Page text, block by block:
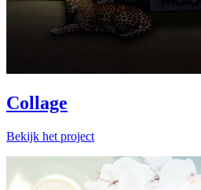
Collage
Bekijk het project